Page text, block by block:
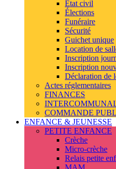
État civil
Élections
Funéraire
Sécurité
Guichet unique
Location de
Inscription
Inscription
Déclaration de
Actes réglementaires
FINANCES
COMMANDE
ENFANCE & JEUNESSE
PETITE ENFANCE
Crèche
Micro-crèche
Relais petite
MAM